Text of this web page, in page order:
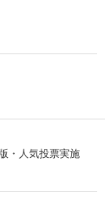
・人気投票実施